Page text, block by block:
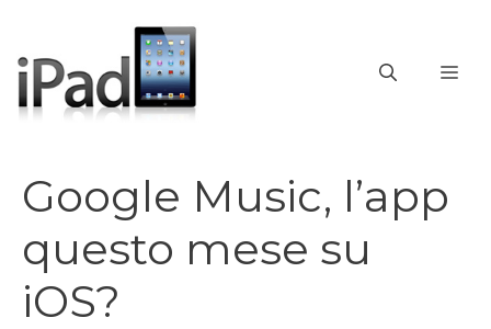
contenuto
Google Music, l’app
questo mese su
iOS?